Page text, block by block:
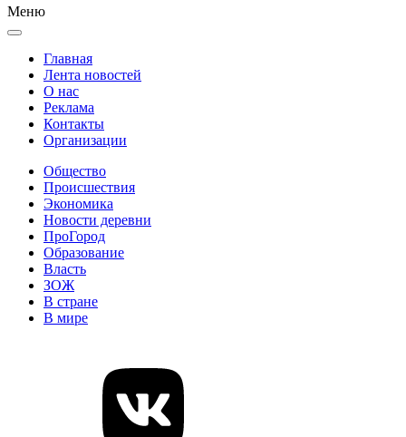
Меню
Главная
Лента новостей
О нас
Реклама
Контакты
Организации
Общество
Происшествия
Экономика
Новости деревни
ПроГород
Образование
Власть
ЗОЖ
В стране
В мире